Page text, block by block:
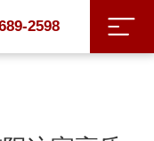
2598